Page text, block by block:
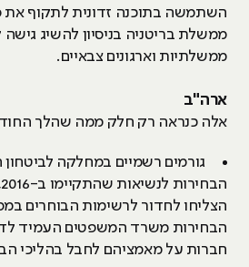
השתמשה בתוכנה זדונית לתקוף את
ממשלת בריטניה בניסיון להשיג
ממשלתיות וארגונים צבאיים.
ארה"ב
אלה כנראה רק חלק ממה שהלך
גורמים רשמיים במחלקה
הצליחו לחדור לרשימות הבוחרים
חברות על מאמציהם לחבל בהליכי